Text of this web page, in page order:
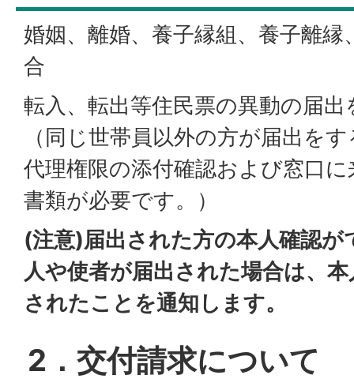
婚姻、離婚、養子縁組、養子離
合
転入、転出等住民票の異動の届出
（同じ世帯員以外の方が届出を
代理権限の添付確認および窓口
書類が必要です。）
(注意)届出された方の本人確認
人や使者が届出された場合は、
されたことを通知します。
2．交付請求について